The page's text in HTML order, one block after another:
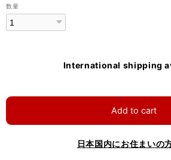
数量
International shipping
Add to cart
日本国内にお住まいの